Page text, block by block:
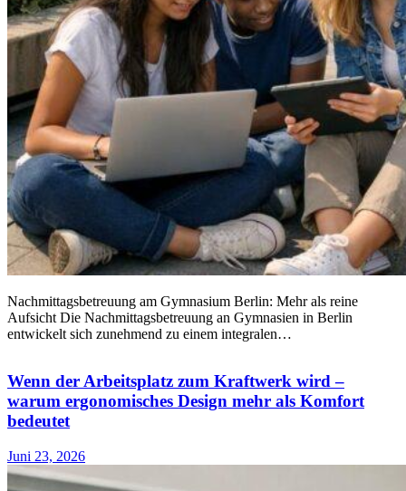
Nachmittagsbetreuung am Gymnasium Berlin: Mehr als reine
Aufsicht Die Nachmittagsbetreuung an Gymnasien in Berlin
entwickelt sich zunehmend zu einem integralen…
Wenn der Arbeitsplatz zum Kraftwerk wird –
warum ergonomisches Design mehr als Komfort
bedeutet
Juni 23, 2026